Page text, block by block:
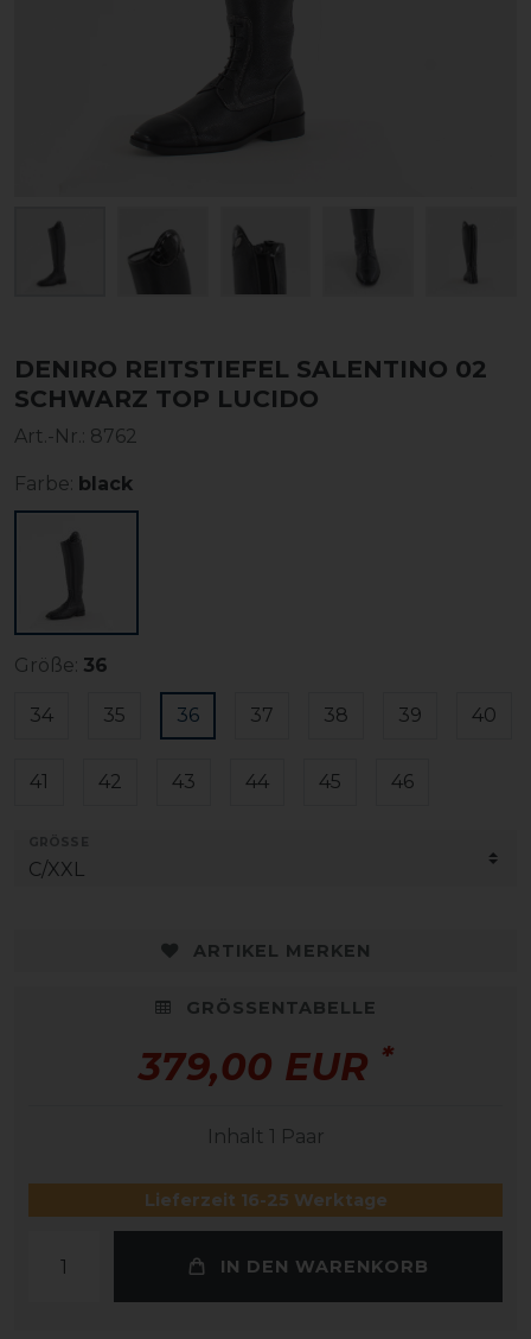
DENIRO REITSTIEFEL SALENTINO 02
SCHWARZ TOP LUCIDO
Art.-Nr.: 8762
Farbe: black
Größe: 36
34 35 36 37 38 39 40
41 42 43 44 45 46
ARTIKEL MERKEN
GRÖSSENTABELLE
379,00 EUR *
Inhalt 1 Paar
Lieferzeit 16-25 Werktage
IN DEN WARENKORB